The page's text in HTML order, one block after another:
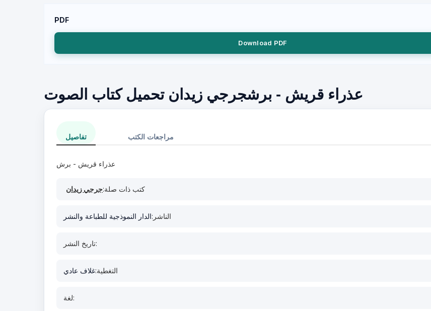
PDF
Download PDF
عذراء قريش - برشجرجي زيدان تحميل كتاب الصوت
تفاصيل مراجعات الكتب
عذراء قريش - برش
كتب ذات صلة:جرجي زيدان
الناشر:الدار النموذجية للطباعة والنشر
تاريخ النشر:
التغطية:غلاف عادي
لغة: